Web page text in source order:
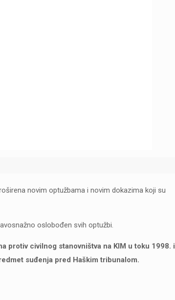
novim optužbama i novim dokazima koji su
oslobođen svih optužbi.
protiv civilnog stanovništva na KIM u toku 1998. i
suđenja pred Haškim tribunalom.